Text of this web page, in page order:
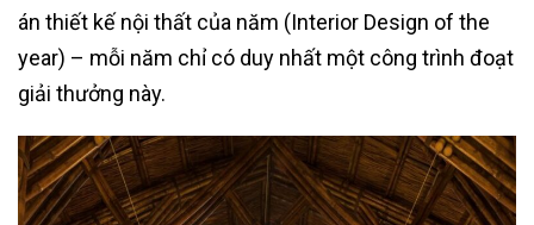
án thiết kế nội thất của năm (Interior Design of the
year) – mỗi năm chỉ có duy nhất một công trình đoạt
giải thưởng này.